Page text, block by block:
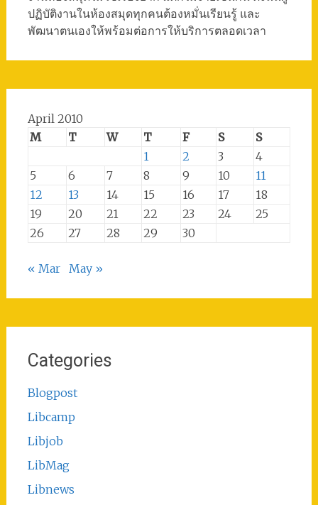
ปฏิบัติงานในห้องสมุดทุกคนต้องหมั่นเรียนรู้ และ
พัฒนาตนเองให้พร้อมต่อการให้บริการตลอดเวลา
April 2010
M
T W T F S
S
1
2 3
4
5
6 7 8 9 10
11
12
13 14 15 16 17
18
19
20 21 22 23 24
25
26
27 28 29 30
« Mar May »
Categories
Blogpost
Libcamp
Libjob
LibMag
Libnews